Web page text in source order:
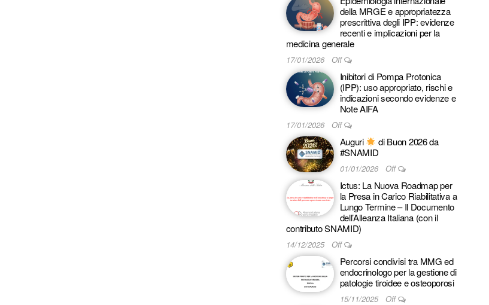
della MRGE e appropriatezza
prescrittiva degli IPP: evidenze
recenti e implicazioni per la
medicina generale
17/01/2026 Off
Inibitori di Pompa Protonica
(IPP): uso appropriato, rischi e
indicazioni secondo evidenze e
Note AIFA
17/01/2026 Off
Auguri
di Buon 2026 da
#SNAMID
01/01/2026 Off
Ictus: La Nuova Roadmap per
la Presa in Carico Riabilitativa a
Lungo Termine – Il Documento
dell’Alleanza Italiana (con il
contributo SNAMID)
14/12/2025 Off
Percorsi condivisi tra MMG ed
endocrinologo per la gestione di
patologie tiroidee e osteoporosi
15/11/2025 Off